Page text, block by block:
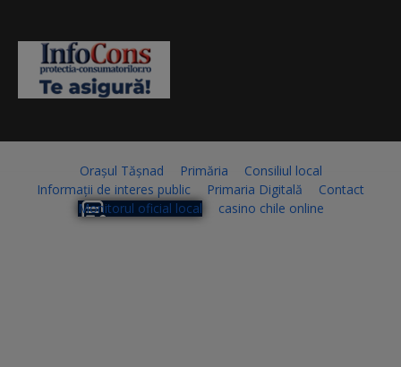
Orașul Tășnad Primăria
Consiliul local
Informații de interes public
Primaria Digitală
Contact
Monitorul oficial local
casino chile online